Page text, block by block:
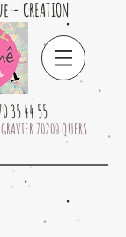
CREATION
35 44 55
70200 QUERS